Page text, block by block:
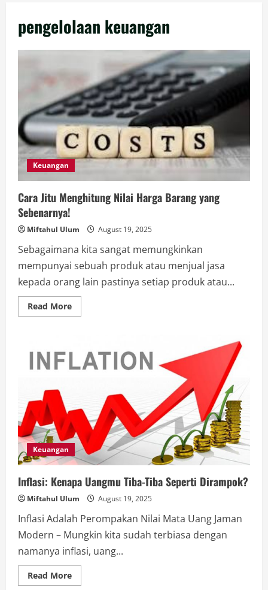
pengelolaan keuangan
Keuangan
Cara Jitu Menghitung Nilai Harga Barang yang
Sebenarnya!
Miftahul Ulum August 19, 2025
Sebagaimana kita sangat memungkinkan
mempunyai sebuah produk atau menjual jasa
kepada orang lain pastinya setiap produk atau...
Read MoreRead
more
Nilai
Harga
Barang
Keuangan
Inflasi: Kenapa Uangmu Tiba-Tiba Seperti Dirampok?
Miftahul Ulum August 19, 2025
Inflasi Adalah Perompakan Nilai Mata Uang Jaman
Modern – Mungkin kita sudah terbiasa dengan
namanya inflasi, uang...
Read MoreRead
more